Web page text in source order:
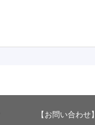
【お問い合わせ